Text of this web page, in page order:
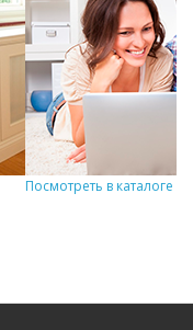
Посмотреть в каталоге